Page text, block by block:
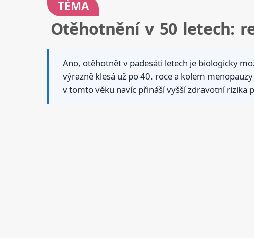
TÉMA
Otěhotnění v 50 letech:
Ano, otěhotnět v padesáti letech je biologicky
výrazně klesá už po 40. roce a kolem
v tomto věku navíc přináší vyšší zdravotní rizika